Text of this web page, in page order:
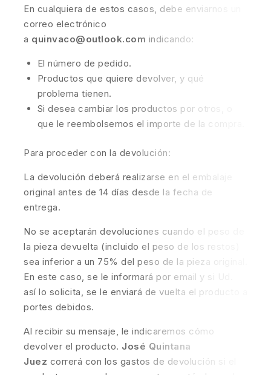
En cualquiera de estos casos, debe enviarnos un
correo electrónico
a quinvaco@outlook.com indicando:
El número de pedido.
Productos que quiere devolver, y qué
problema tienen.
Si desea cambiar los productos por otros, o
que le reembolsemos el importe de la compra.
Para proceder con la devolución:
La devolución deberá realizarse en el embalaje
original antes de 14 días desde la fecha de
entrega.
No se aceptarán devoluciones cuando el peso de
la pieza devuelta (incluido el peso de los restos)
sea inferior a un 75% del peso de la pieza original.
En este caso, se le informará por email y si Ud.
así lo solicita, se le enviará de vuelta el producto a
portes debidos.
Al recibir su mensaje, le indicaremos cómo
devolver el producto. José Quintana
Juez correrá con los gastos de devolución si el